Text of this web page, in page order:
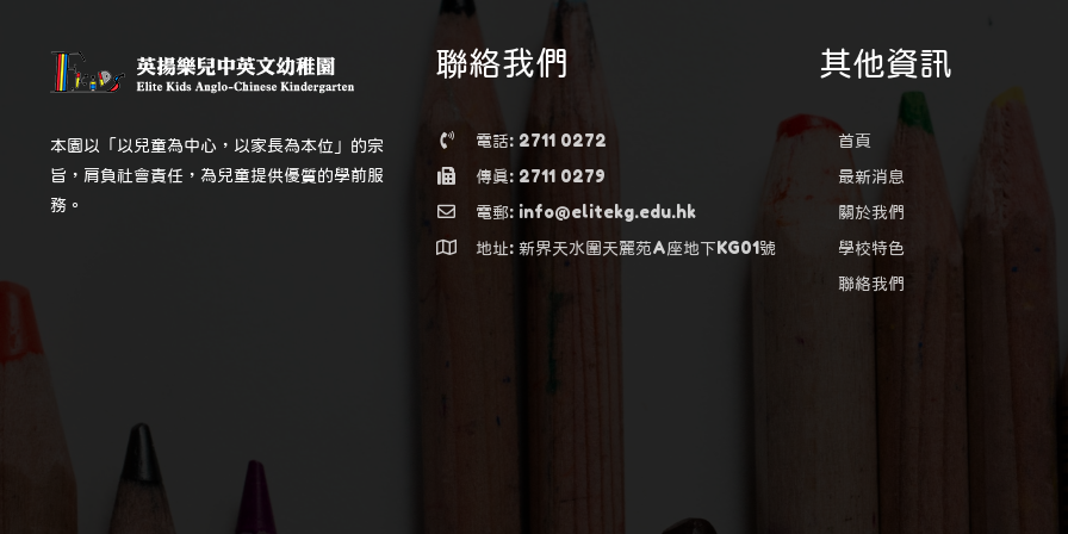
本園以「以兒童為中心，以家長為本位」的宗
旨，肩負社會責任，為兒童提供優質的學前服
務。
聯絡我們
電話: 2711 0272
傳真: 2711 0279
電郵: info@elitekg.edu.hk
地址: 新界天水圍天麗苑A座地下KG01號
其他資訊
首頁
最新消息
關於我們
學校特色
聯絡我們